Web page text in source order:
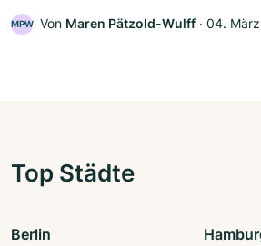
MPW Von Maren Pätzold-Wulff ‧ 04.
Top Städte
Berlin